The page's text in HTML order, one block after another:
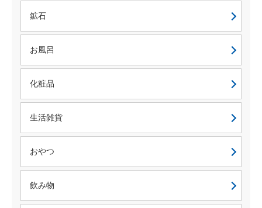
鉱石
お風呂
化粧品
生活雑貨
おやつ
飲み物